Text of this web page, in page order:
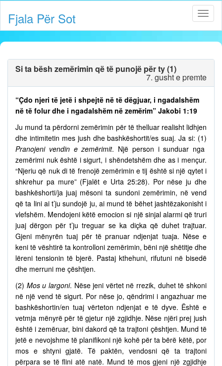
Fjala Për Sot
Si ta bësh zemërimin që të punojë për ty (1)
7. gusht e premte
“Çdo njeri të jetë i shpejtë në të dëgjuar, i ngadalshëm
në të folur dhe i ngadalshëm në zemërim” Jakobi 1:19
Ju mund ta përdorni zemërimin për të thelluar realisht lidhjen
dhe intimitetin mes jush dhe bashkëshortit/es suaj. Ja si: (1)
Pranojeni vendin e zemërimit. Një person i sunduar nga
zemërimi nuk është i sigurt, i shëndetshëm dhe as i mençur.
“Njeriu që nuk di të frenojë zemërimin e tij është si një qytet i
shkrehur pa mure” (Fjalët e Urta 25:28). Por nëse ju dhe
bashkëshorti/ja juaj mësoni ta sundoni zemërimin, në vend
që ta lini ai t’ju sundojë ju, ai mund të bëhet jashtëzakonisht i
vlefshëm. Mendojeni këtë emocion si një sinjal alarmi që truri
juaj dërgon për t’ju treguar se ka diçka që duhet trajtuar.
Gjeni mënyrën tuaj për të pranuar ndjenjat tuaja. Nëse e
keni të vështirë ta kontrolloni zemërimin, bëni një shëtitje dhe
lëreni tensionin të bjerë. Pastaj kthehuni, rifutuni në bisedë
dhe merruni me çështjen.
(2) Mos u largoni. Nëse jeni vërtet në rrezik, duhet të shkoni
në një vend të sigurt. Por nëse jo, qëndrimi i angazhuar me
bashkëshortin/en tuaj vërteton ndjenjat e të dyve. Është e
vetmja mënyrë për të gjetur një zgjidhje. Nëse njëri prej jush
është i zemëruar, bini dakord që ta trajtoni çështjen. Mund të
jetë e nevojshme të planifikoni një kohë për ta bërë këtë, por
mos e shtyni gjatë. Të paktën, vendosni që ta trajtoni
përpara se të flini atë natë. Mund të mos gjeni një zgjidhje